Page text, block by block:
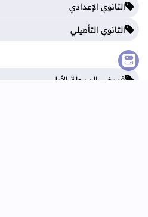
الثانوي الإعدادي
الثانوي التأهيلي
فروض المرحلة الأولى